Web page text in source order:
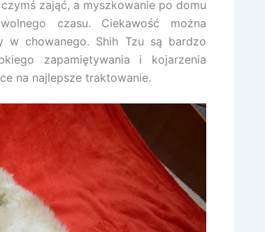
zająć, a myszkowanie po domu
czasu. Ciekawość można
w chowanego. Shih Tzu są bardzo
zapamiętywania i kojarzenia
na najlepsze traktowanie.